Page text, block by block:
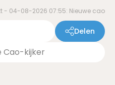
- 04-08-2026 07:55: Nieuwe cao
Delen